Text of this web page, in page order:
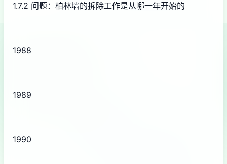
1.7.2 问题：柏林墙的拆除工作是从哪一年开始的
1988
1989
1990